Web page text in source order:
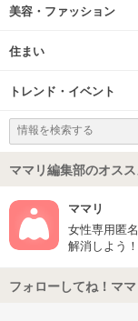
美容・ファッション
住まい
トレンド・イベント
ママリ編集部のオス
ママリ
女性専用匿
解消しよう！
フォローしてね！マ